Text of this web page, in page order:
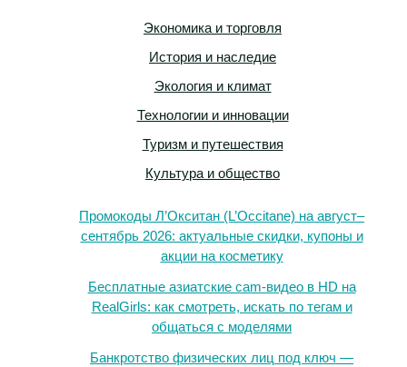
Экономика и торговля
История и наследие
Экология и климат
Технологии и инновации
Туризм и путешествия
Культура и общество
Промокоды Л’Окситан (L’Occitane) на август–
сентябрь 2026: актуальные скидки, купоны и
акции на косметику
Бесплатные азиатские cam-видео в HD на
RealGirls: как смотреть, искать по тегам и
общаться с моделями
Банкротство физических лиц под ключ —